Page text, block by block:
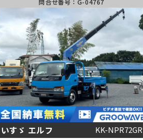
いすゞ エルフ KK-NPR72GR